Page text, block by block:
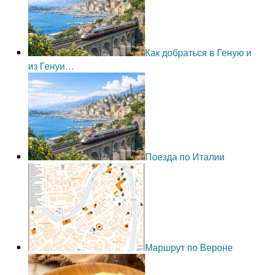
Как добраться в Геную и
из Генуи…
Поезда по Италии
Маршрут по Вероне